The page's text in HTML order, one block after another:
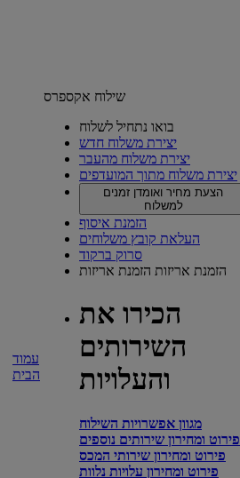
עמוד
הבית
שילוח אקספרס
בואו נתחיל לשלוח
יצירת משלוח חדש
יצירת משלוח מהעבר
יצירת משלוח מתוך המועדפים
הצעת מחיר ואומדן זמנים
למשלוח
הזמנת איסוף
העלאת קובץ משלוחים
סרוק ברקוד
הזמנת אריזות הזמנת אריזות
הכירו את
השירותים
והעלויות
מגוון אפשרויות השילוח
פירוט ומחירון שירותים נוספים
פירוט ומחירון שירותי המכס
פירוט ומחירון עלויות נלוות